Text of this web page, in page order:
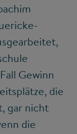
Gewinn
die
gar nicht
die